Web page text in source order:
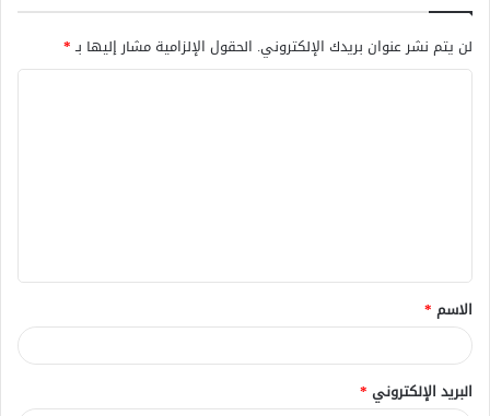
لن يتم نشر عنوان بريدك الإلكتروني. الحقول الإلزامية مشار إليها بـ*
ق
*
الاسم *
البريد الإلكتروني *